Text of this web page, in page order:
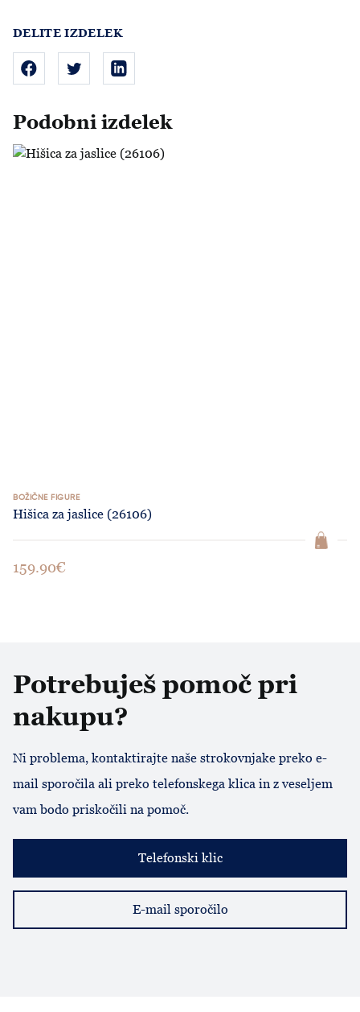
DELITE IZDELEK
Podobni izdelek
Hišica za jaslice (26106)
BOŽIČNE FIGURE
Hišica za jaslice (26106)
159.90€
Potrebuješ pomoč pri
nakupu?
Ni problema, kontaktirajte naše strokovnjake preko e-
mail sporočila ali preko telefonskega klica in z veseljem
vam bodo priskočili na pomoč.
Telefonski klic
E-mail sporočilo